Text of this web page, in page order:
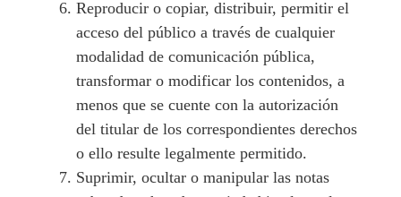
Reproducir o copiar, distribuir, permitir el
acceso del público a través de cualquier
modalidad de comunicación pública,
transformar o modificar los contenidos, a
menos que se cuente con la autorización
del titular de los correspondientes derechos
o ello resulte legalmente permitido.
Suprimir, ocultar o manipular las notas